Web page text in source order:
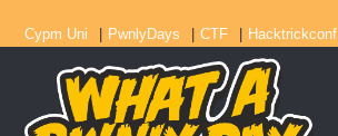
Cypm Uni PwnlyDays CTF Hacktrickconf